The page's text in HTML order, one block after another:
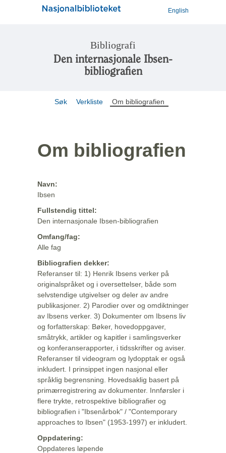
English
Bibliografi
Den internasjonale Ibsen-
bibliografien
Søk Verkliste Om bibliografien
Om bibliografien
Navn:
Ibsen
Fullstendig tittel:
Den internasjonale Ibsen-bibliografien
Omfang/fag:
Alle fag
Bibliografien dekker:
Referanser til: 1) Henrik Ibsens verker på
originalspråket og i oversettelser, både som
selvstendige utgivelser og deler av andre
publikasjoner. 2) Parodier over og omdiktninger
av Ibsens verker. 3) Dokumenter om Ibsens liv
og forfatterskap: Bøker, hovedoppgaver,
småtrykk, artikler og kapitler i samlingsverker
og konferanserapporter, i tidsskrifter og aviser.
Referanser til videogram og lydopptak er også
inkludert. I prinsippet ingen nasjonal eller
språklig begrensning. Hovedsaklig basert på
primærregistrering av dokumenter. Innførsler i
flere trykte, retrospektive bibliografier og
bibliografien i "Ibsenårbok" / "Contemporary
approaches to Ibsen" (1953-1997) er inkludert.
Oppdatering:
Oppdateres løpende